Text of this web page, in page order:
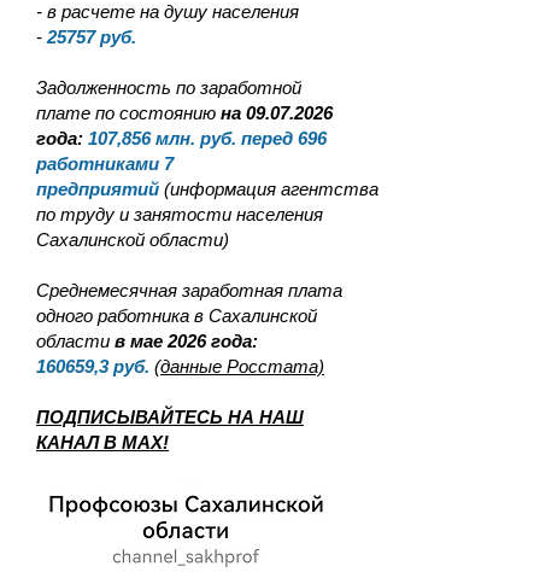
- в расчете на душу населения
- 25757 руб.
Задолженность по заработной
плате по состоянию на 09.07.2026
года: 107,856 млн. руб. перед 696
работниками 7
предприятий (информация агентства
по труду и занятости населения
Сахалинской области)
Среднемесячная заработная плата
одного работника в Сахалинской
области в мае 2026 года:
160659,3 руб. (данные Росстата)
ПОДПИСЫВАЙТЕСЬ НА НАШ
КАНАЛ В MAX!